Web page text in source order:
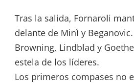
Tras la salida, Fornaroli
delante de Minì y
Browning, Lindblad y
estela de los líderes.
Los primeros compases no